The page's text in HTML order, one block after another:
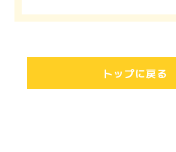
トップに戻る